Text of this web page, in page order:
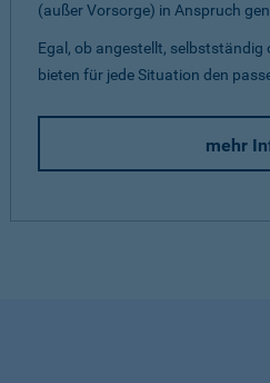
(außer Vorsorge) in Anspruch
Egal, ob angestellt,
bieten für jede Situation den
mehr